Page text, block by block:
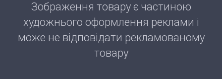
Зображення товару є частиною
художнього оформлення реклами і
може не відповідати рекламованому
товару